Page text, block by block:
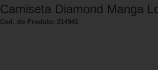
Camiseta Diamond Manga
Cod. do Produto: 214941